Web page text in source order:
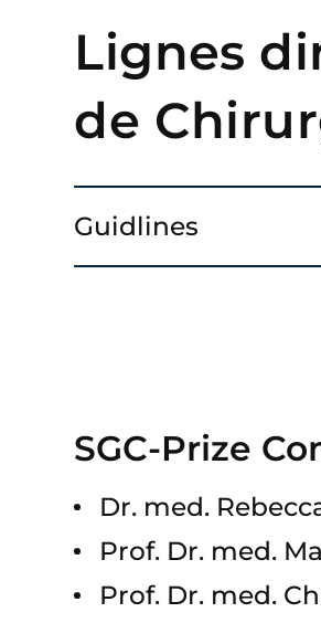
Lignes
de
Guidlines
SGC-Prize
Dr. med.
Prof. Dr. med.
Prof. Dr. med.